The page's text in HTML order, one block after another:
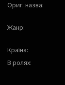
Ориг. назва:
Жанр:
Країна:
В ролях: